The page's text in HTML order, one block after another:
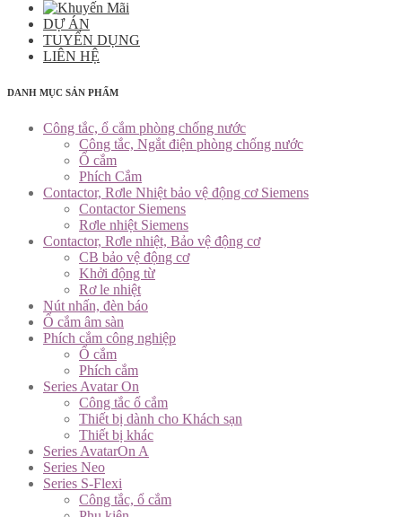
DỰ ÁN
TUYỂN DỤNG
LIÊN HỆ
DANH MỤC SẢN PHẨM
Công tắc, ổ cắm phòng chống nước
Công tắc, Ngắt điện phòng chống nước
Ổ cắm
Phích Cắm
Contactor, Rơle Nhiệt bảo vệ động cơ Siemens
Contactor Siemens
Rơle nhiệt Siemens
Contactor, Rơle nhiệt, Bảo vệ động cơ
CB bảo vệ động cơ
Khởi động từ
Rơ le nhiệt
Nút nhấn, đèn báo
Ổ cắm âm sàn
Phích cắm công nghiệp
Ổ cắm
Phích cắm
Series Avatar On
Công tắc ổ cắm
Thiết bị dành cho Khách sạn
Thiết bị khác
Series AvatarOn A
Series Neo
Series S-Flexi
Công tắc, ổ cắm